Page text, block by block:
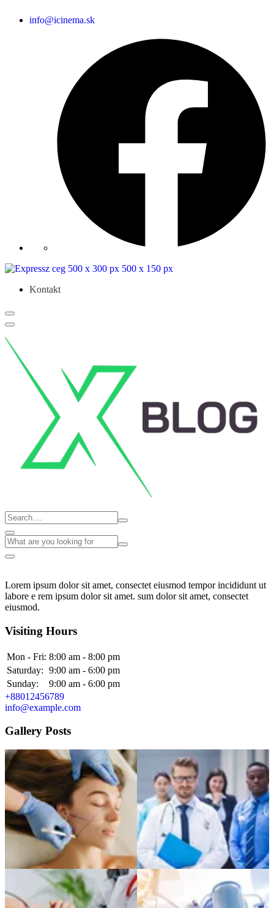
info@icinema.sk
Kontakt
Lorem ipsum dolor sit amet, consectet eiusmod tempor incididunt ut
labore e rem ipsum dolor sit amet. sum dolor sit amet, consectet
eiusmod.
Visiting Hours
Mon - Fri: 8:00 am - 8:00 pm
Saturday: 9:00 am - 6:00 pm
Sunday:
9:00 am - 6:00 pm
+88012456789
info@example.com
Gallery Posts